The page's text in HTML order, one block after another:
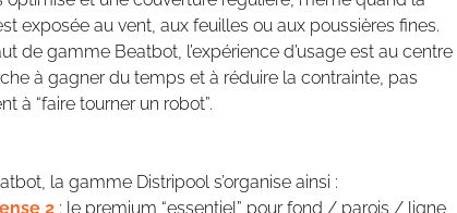
exposée au vent, aux feuilles ou aux poussières fines.
de gamme Beatbot, l’expérience d’usage est au centre
à gagner du temps et à réduire la contrainte, pas
à “faire tourner un robot”.
la gamme Distripool s’organise ainsi :
2 : le premium “essentiel” pour fond / parois / ligne